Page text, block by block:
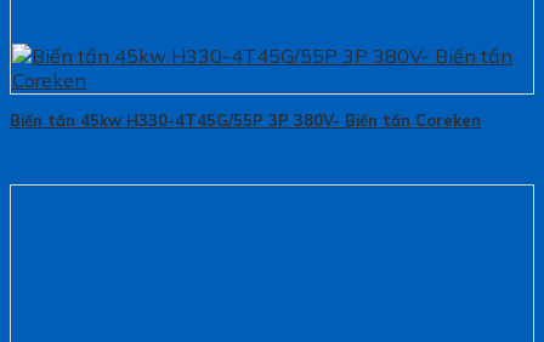
Biến tần 45kw H330-4T45G/55P 3P 380V- Biến tần Coreken